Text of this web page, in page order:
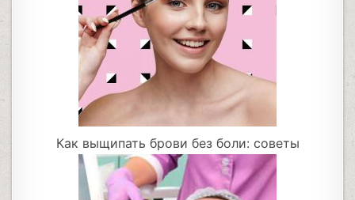
Как выщипать брови без боли: советы